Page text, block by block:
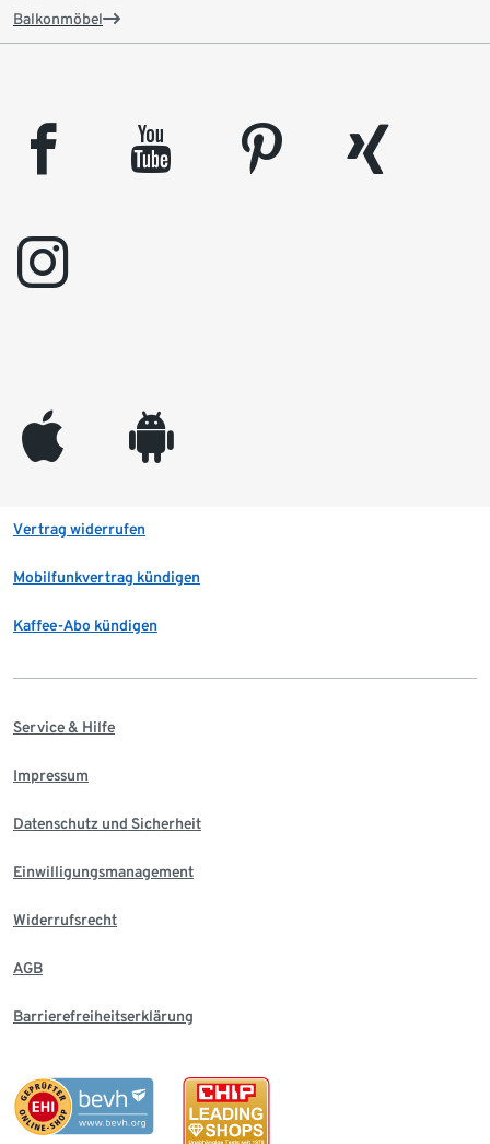
Balkonmöbel
facebook youtube pinterest
xing
instagram
appleinc android
Vertrag widerrufen
Mobilfunkvertrag kündigen
Kaffee-Abo kündigen
Service & Hilfe
Impressum
Datenschutz und Sicherheit
Einwilligungsmanagement
Widerrufsrecht
AGB
Barrierefreiheitserklärung